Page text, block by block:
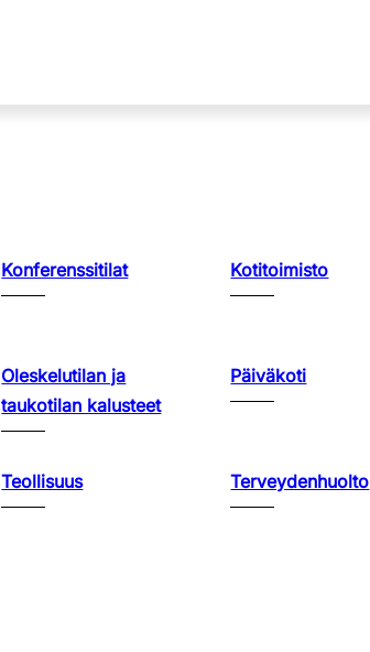
Konferenssitilat Kotitoimisto
Oleskelutilan ja
taukotilan kalusteet
Päiväkoti
Teollisuus Terveydenhuolto